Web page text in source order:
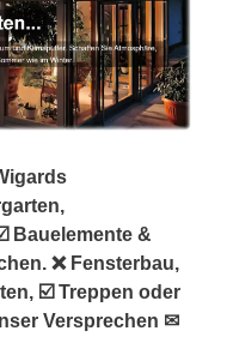
Bauelemente &
❌ Fensterbau,
☑️ Treppen oder
Versprechen ✉